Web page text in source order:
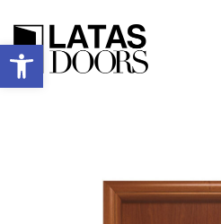
Ανοίξτε τη γραμμή εργαλείων